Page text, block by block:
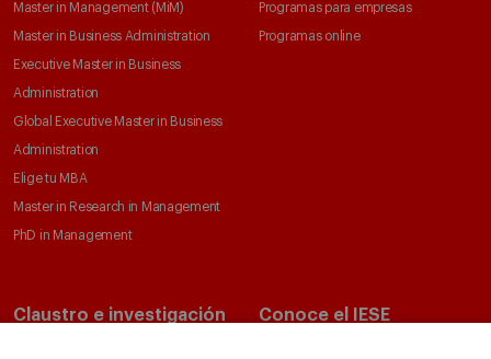
Master in Management (MiM)
Master in Business Administration
Executive Master in Business
Administration
Global Executive Master in Business
Administration
Elige tu MBA
Master in Research in Management
PhD in Management
Programas para empresas
Programas online
Claustro e investigación Conoce el IESE